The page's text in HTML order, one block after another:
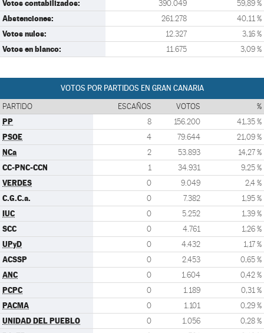
Votos contabilizados: 390.049 59,89 %
Abstenciones: 261.278 40,11 %
Votos nulos: 12.327 3,16 %
Votos en blanco: 11.675 3,09 %
VOTOS POR PARTIDOS EN GRAN CANARIA
PARTIDO ESCAÑOS VOTOS %
PP 8 156.200 41,35 %
PSOE 4 79.644 21,09 %
NCa 2 53.893 14,27 %
CC-PNC-CCN 1 34.931 9,25 %
VERDES 0 9.049 2,4 %
C.G.C.a. 0 7.382 1,95 %
IUC 0 5.252 1,39 %
SCC 0 4.761 1,26 %
UPyD 0 4.432 1,17 %
ACSSP 0 2.453 0,65 %
ANC 0 1.604 0,42 %
PCPC 0 1.189 0,31 %
PACMA 0 1.101 0,29 %
UNIDAD DEL PUEBLO 0 1.056 0,28 %